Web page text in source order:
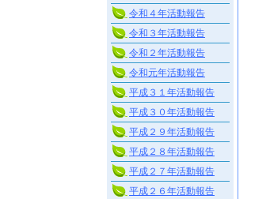
令和４年活動報告
令和３年活動報告
令和２年活動報告
令和元年活動報告
平成３１年活動報告
平成３０年活動報告
平成２９年活動報告
平成２８年活動報告
平成２７年活動報告
平成２６年活動報告